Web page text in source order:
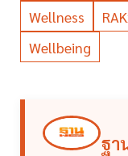
Wellness
Wellbeing
ฐา